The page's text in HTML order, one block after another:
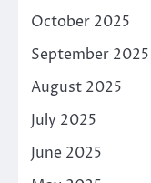
October 2025
September 2025
August 2025
July 2025
June 2025